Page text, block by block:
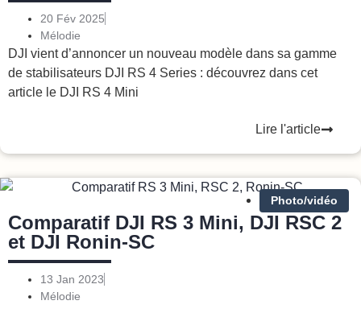
20 Fév 2025
Mélodie
DJI vient d’annoncer un nouveau modèle dans sa gamme
de stabilisateurs DJI RS 4 Series : découvrez dans cet
article le DJI RS 4 Mini
Lire l'article
Photo/vidéo
Comparatif DJI RS 3 Mini, DJI RSC 2
et DJI Ronin-SC
13 Jan 2023
Mélodie